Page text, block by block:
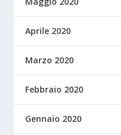
Aprile 2020
Marzo 2020
Febbraio 2020
Gennaio 2020